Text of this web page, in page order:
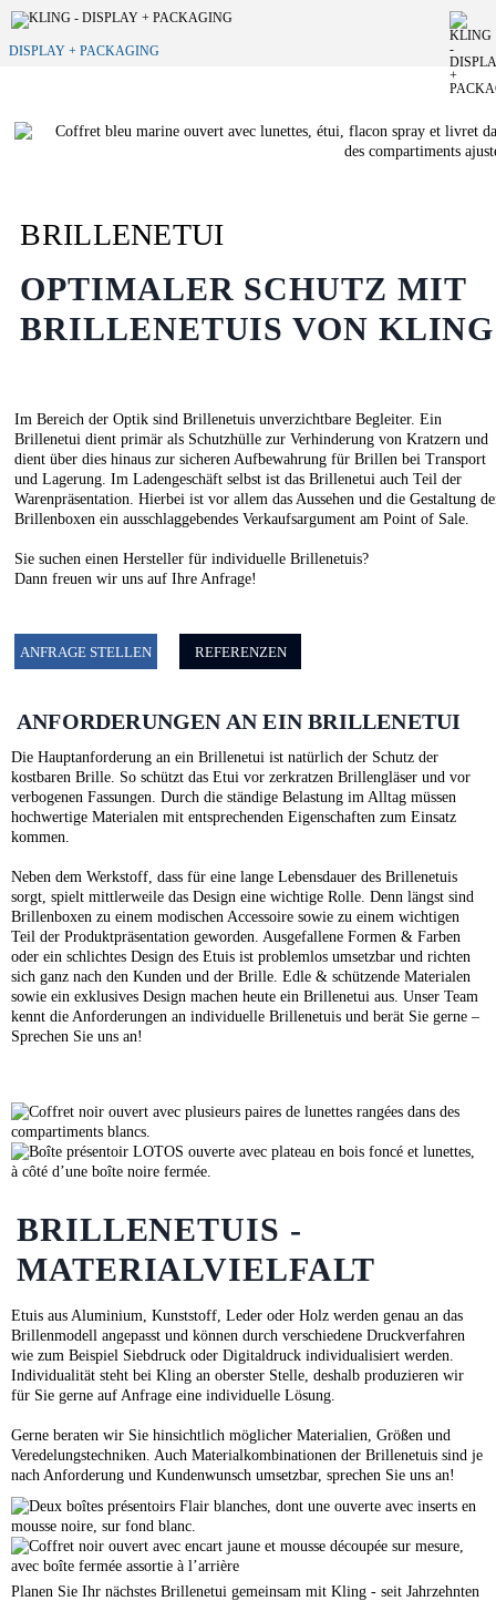
DISPLAY + PACKAGING
BRILLENETUI
OPTIMALER SCHUTZ MIT
BRILLENETUIS VON KLING
Im Bereich der Optik sind Brillenetuis unverzichtbare Begleiter. Ein
Brillenetui dient primär als Schutzhülle zur Verhinderung von Kratzern und
dient über dies hinaus zur sicheren Aufbewahrung für Brillen bei Transport
und Lagerung. Im Ladengeschäft selbst ist das Brillenetui auch Teil der
Warenpräsentation. Hierbei ist vor allem das Aussehen und die Gestaltung
Brillenboxen ein ausschlaggebendes Verkaufsargument am Point of Sale.
Sie suchen einen Hersteller für individuelle Brillenetuis?
Dann freuen wir uns auf Ihre Anfrage!
ANFRAGE STELLEN REFERENZEN
ANFORDERUNGEN AN EIN BRILLENETUI
Die Hauptanforderung an ein Brillenetui ist natürlich der Schutz der
kostbaren Brille. So schützt das Etui vor zerkratzen Brillengläser und vor
verbogenen Fassungen. Durch die ständige Belastung im Alltag müssen
hochwertige Materialen mit entsprechenden Eigenschaften zum Einsatz
kommen.
Neben dem Werkstoff, dass für eine lange Lebensdauer des Brillenetuis
sorgt, spielt mittlerweile das Design eine wichtige Rolle. Denn längst sind
Brillenboxen zu einem modischen Accessoire sowie zu einem wichtigen
Teil der Produktpräsentation geworden. Ausgefallene Formen & Farben
oder ein schlichtes Design des Etuis ist problemlos umsetzbar und richten
sich ganz nach den Kunden und der Brille. Edle & schützende Materialen
sowie ein exklusives Design machen heute ein Brillenetui aus. Unser Team
kennt die Anforderungen an individuelle Brillenetuis und berät Sie gerne –
Sprechen Sie uns an!
BRILLENETUIS -
MATERIALVIELFALT
Etuis aus Aluminium, Kunststoff, Leder oder Holz werden genau an das
Brillenmodell angepasst und können durch verschiedene Druckverfahren
wie zum Beispiel Siebdruck oder Digitaldruck individualisiert werden.
Individualität steht bei Kling an oberster Stelle, deshalb produzieren wir
für Sie gerne auf Anfrage eine individuelle Lösung.
Gerne beraten wir Sie hinsichtlich möglicher Materialien, Größen und
Veredelungstechniken. Auch Materialkombinationen der Brillenetuis sind je
nach Anforderung und Kundenwunsch umsetzbar, sprechen Sie uns an!
Planen Sie Ihr nächstes Brillenetui gemeinsam mit Kling - seit Jahrzehnten